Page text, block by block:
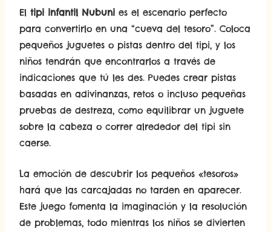
Eltipi infantil Nubuni es el escenario perfecto
para convertirlo en una “cueva del tesoro”. Coloca
pequeños juguetes o pistas dentro del tipi, y los
niños tendrán que encontrarlos a través de
indicaciones que tú les des. Puedes crear pistas
basadas en adivinanzas, retos o incluso pequeñas
pruebas de destreza, como equilibrar un juguete
sobre la cabeza o correr alrededor del tipi sin
caerse.
La emoción de descubrir los pequeños «tesoros»
hará que las carcajadas no tarden en aparecer.
Este juego fomenta la imaginación y la resolución
de problemas, todo mientras los niños se divierten